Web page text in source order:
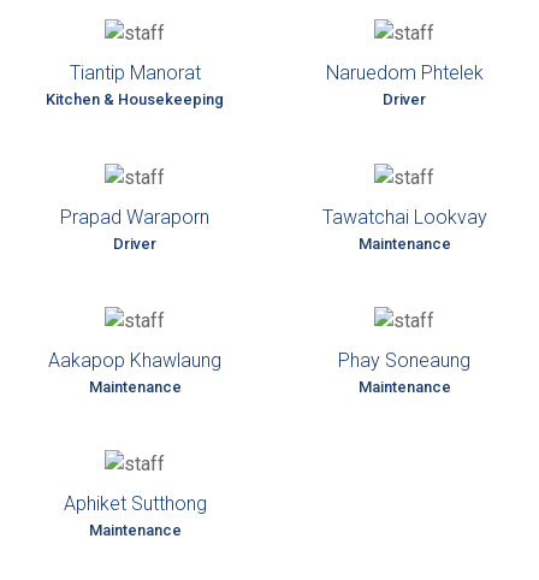
Tiantip Manorat
Kitchen & Housekeeping
Naruedom Phtelek
Driver
Prapad Waraporn
Driver
Tawatchai Lookvay
Maintenance
Aakapop Khawlaung
Maintenance
Phay Soneaung
Maintenance
Aphiket Sutthong
Maintenance